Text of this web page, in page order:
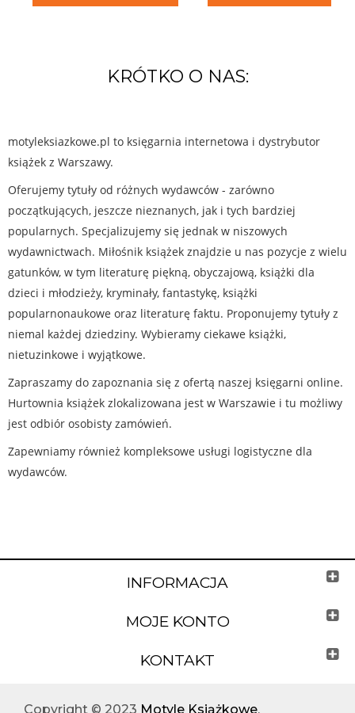
KRÓTKO O NAS:
motyleksiazkowe.pl to księgarnia internetowa i dystrybutor
książek z Warszawy.
Oferujemy tytuły od różnych wydawców - zarówno
początkujących, jeszcze nieznanych, jak i tych bardziej
popularnych. Specjalizujemy się jednak w niszowych
wydawnictwach. Miłośnik książek znajdzie u nas pozycje z wielu
gatunków, w tym literaturę piękną, obyczajową, książki dla
dzieci i młodzieży, kryminały, fantastykę, książki
popularnonaukowe oraz literaturę faktu. Proponujemy tytuły z
niemal każdej dziedziny. Wybieramy ciekawe książki,
nietuzinkowe i wyjątkowe.
Zapraszamy do zapoznania się z ofertą naszej księgarni online.
Hurtownia książek zlokalizowana jest w Warszawie i tu możliwy
jest odbiór osobisty zamówień.
Zapewniamy również kompleksowe usługi logistyczne dla
wydawców.
INFORMACJA
MOJE KONTO
KONTAKT
Copyright © 2023 Motyle Książkowe.